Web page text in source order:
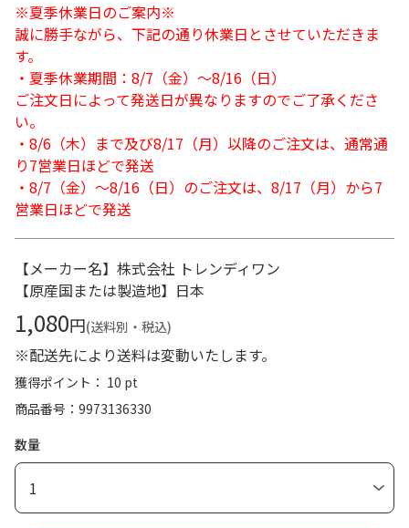
※夏季休業日のご案内※
誠に勝手ながら、下記の通り休業日とさせていただきま
す。
・夏季休業期間：8/7（金）～8/16（日）
ご注文日によって発送日が異なりますのでご了承くださ
い。
・8/6（木）まで及び8/17（月）以降のご注文は、通常通
り7営業日ほどで発送
・8/7（金）～8/16（日）のご注文は、8/17（月）から7
営業日ほどで発送
【メーカー名】株式会社 トレンディワン
【原産国または製造地】日本
1,080円(送料別・税込)
※配送先により送料は変動いたします。
獲得ポイント： 10 pt
商品番号
9973136330
数量
1